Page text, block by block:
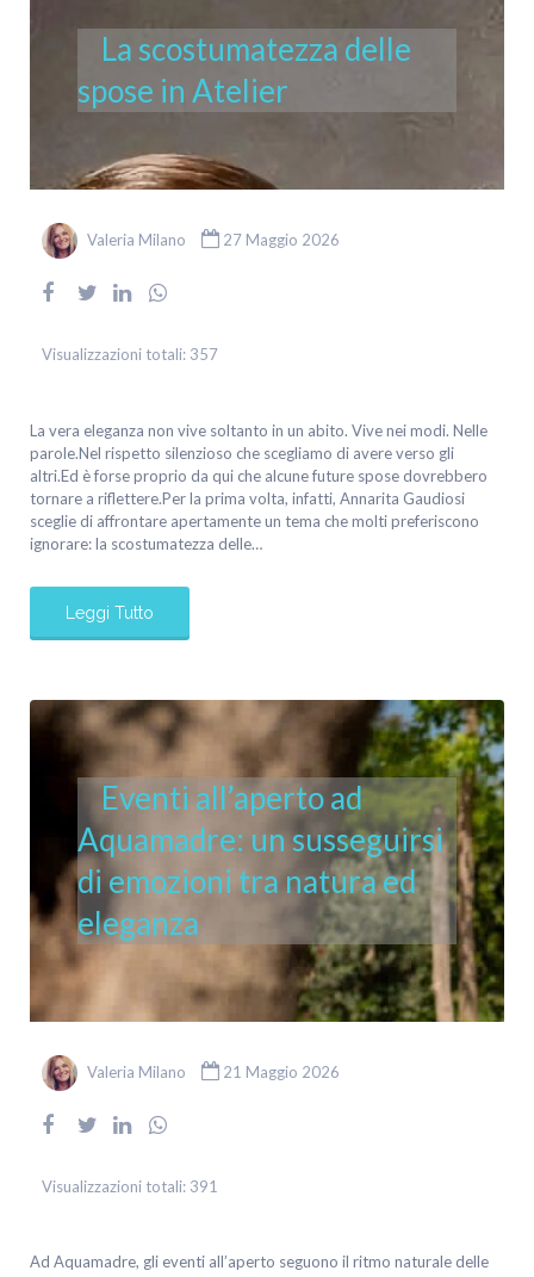
La scostumatezza delle
spose in Atelier
Valeria Milano 27 Maggio 2026
Visualizzazioni totali: 357
La vera eleganza non vive soltanto in un abito. Vive nei modi. Nelle
parole.Nel rispetto silenzioso che scegliamo di avere verso gli
altri.Ed è forse proprio da qui che alcune future spose dovrebbero
tornare a riflettere.Per la prima volta, infatti, Annarita Gaudiosi
sceglie di affrontare apertamente un tema che molti preferiscono
ignorare: la scostumatezza delle…
Leggi Tutto
Eventi all’aperto ad
Aquamadre: un susseguirsi
di emozioni tra natura ed
eleganza
Valeria Milano 21 Maggio 2026
Visualizzazioni totali: 391
Ad Aquamadre, gli eventi all’aperto seguono il ritmo naturale delle